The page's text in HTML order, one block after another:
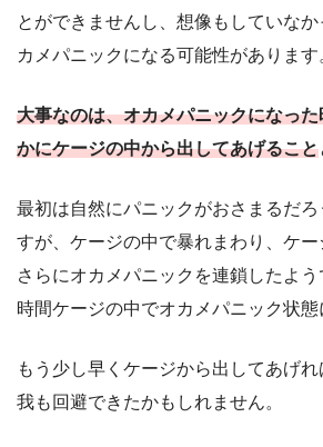
とができませんし、想像もしていな
カメパニックになる可能性があります
大事なのは、オカメパニックになっ
かにケージの中から出してあげること
最初は自然にパニックがおさまるだ
すが、ケージの中で暴れまわり、ケー
さらにオカメパニックを連鎖したよ
時間ケージの中でオカメパニック状態
もう少し早くケージから出してあげ
我も回避できたかもしれません。